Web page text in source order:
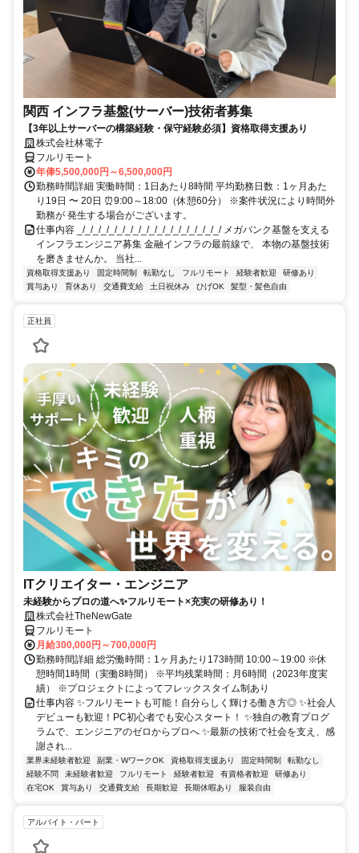
関西 インフラ基盤(サーバー)技術者募集
【3年以上サーバーの構築経験・保守経験必須】資格取得支援あり
株式会社林電子
フルリモート
年俸5,500,000円～6,500,000円
勤務時間詳細 実働時間：1日あたり8時間 平均勤務日数：1ヶ月あた
り19日 〜 20日 ⏰9:00～18:00（休憩60分） ※案件状況により時間外
勤務が 発生する場合がございます。
仕事内容 _/_/_/_/_/_/_/_/_/_/_/_/_/_/_/_/_/_/ メガバンク基盤を支える
インフラエンジニア募集 金融インフラの最前線で、 本物の基盤技術
を磨きませんか。 当社...
資格取得支援あり 固定時間制 転勤なし フルリモート 経験者歓迎
研修あり
賞与あり
育休あり 交通費支給 土日祝休み ひげOK 髪型・髪色自由
正社員
ITクリエイター・エンジニア
未経験からプロの道へ✨フルリモート×充実の研修あり！
株式会社TheNewGate
フルリモート
月給300,000円～700,000円
勤務時間詳細 総労働時間：1ヶ月あたり173時間 10:00～19:00 ※休
憩時間1時間（実働8時間） ※平均残業時間：月6時間（2023年度実
績） ※プロジェクトによってフレックスタイム制あり
仕事内容 ✨フルリモートも可能！自分らしく輝ける働き方◎ ✨社会人
デビューも歓迎！PC初心者でも安心スタート！ ✨独自の教育プログ
ラムで、エンジニアのゼロからプロへ ✨最新の技術で社会を支え、感
謝され...
業界未経験者歓迎 副業・WワークOK 資格取得支援あり 固定時間制
転勤なし
経験不問
未経験者歓迎 フルリモート 経験者歓迎 有資格者歓迎
研修あり
在宅OK
賞与あり 交通費支給 長期歓迎 長期休暇あり 服装自由
アルバイト・パート